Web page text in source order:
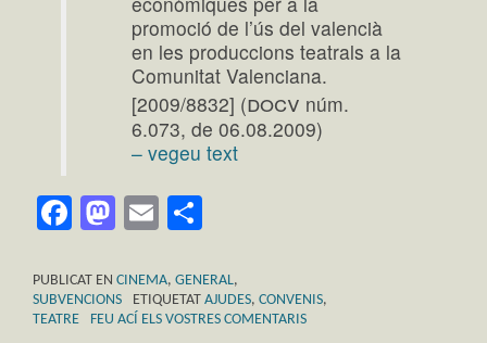
promoció de l’ús del valencià
en les produccions teatrals a la
Comunitat Valenciana.
[2009/8832] (docv núm.
6.073, de 06.08.2009)
– vegeu text
Facebook
Mastodon
Email
PUBLICAT EN CINEMA, GENERAL,
SUBVENCIONS
ETIQUETAT AJUDES, CONVENIS,
TEATRE
FEU ACÍ ELS VOSTRES COMENTARIS